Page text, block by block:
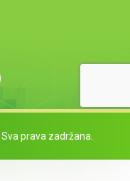
prava zadržana.